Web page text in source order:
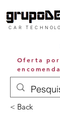
C A R T E C H N O L O
Oferta
< Back